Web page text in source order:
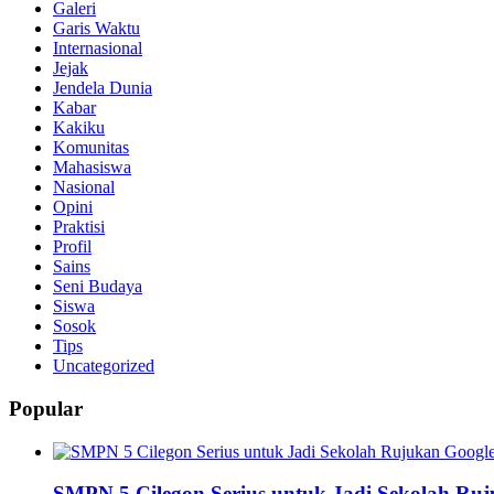
Galeri
Garis Waktu
Internasional
Jejak
Jendela Dunia
Kabar
Kakiku
Komunitas
Mahasiswa
Nasional
Opini
Praktisi
Profil
Sains
Seni Budaya
Siswa
Sosok
Tips
Uncategorized
Popular